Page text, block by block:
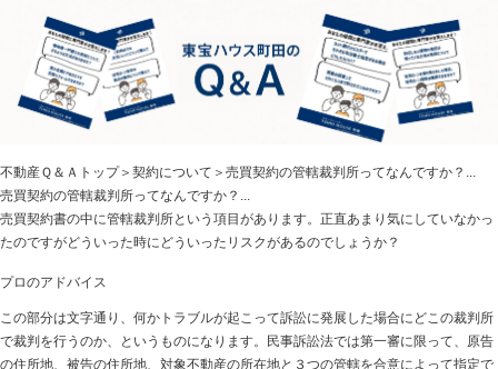
不動産Ｑ＆Ａトップ＞ 契約について ＞売買契約の管轄裁判所ってなんですか？...
売買契約の管轄裁判所ってなんですか？...
売買契約書の中に管轄裁判所という項目があります。正直あまり気にしていなかっ
たのですがどういった時にどういったリスクがあるのでしょうか？
プロのアドバイス
この部分は文字通り、何かトラブルが起こって訴訟に発展した場合にどこの裁判所
で裁判を行うのか、というものになります。民事訴訟法では第一審に限って、原告
の住所地、被告の住所地、対象不動産の所在地と３つの管轄を合意によって指定で